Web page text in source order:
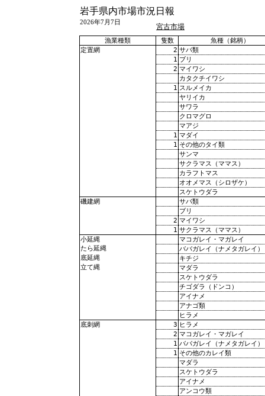
岩手県内市場市況日報
2026年7月7日
宮古市場
漁業種類 隻数
魚種（銘柄）
定置網
2 サバ類
1 ブリ
2 マイワシ
カタクチイワシ
1 スルメイカ
ヤリイカ
サワラ
クロマグロ
マアジ
1 マダイ
1 その他のタイ類
サンマ
サクラマス（ママス）
カラフトマス
オオメマス（シロザケ）
スケトウダラ
磯建網
サバ類
ブリ
2 マイワシ
1 サクラマス（ママス）
小延縄 マコガレイ・マガレイ
たら延縄 ババガレイ（ナメタガレイ）
底延縄 キチジ
立て縄
マダラ
スケトウダラ
チゴダラ（ドンコ）
アイナメ
アナゴ類
ヒラメ
底刺網 3 ヒラメ
2 マコガレイ・マガレイ
1 ババガレイ（ナメタガレイ）
1 その他のカレイ類
マダラ
スケトウダラ
アイナメ
アンコウ類